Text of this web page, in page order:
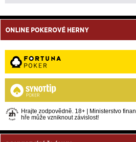
ONLINE POKEROVÉ HERNY
Hrajte zodpovědně. 18+ | Ministerstvo
hře může vzniknout závislost!